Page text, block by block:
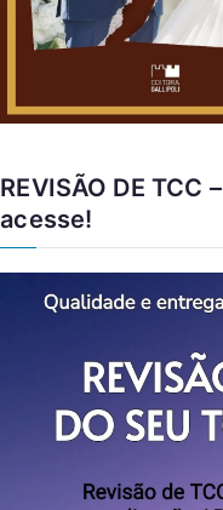
REVISÃO DE TCC
acesse!